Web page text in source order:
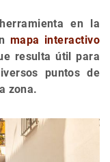
en la
mapa interactivo
resulta útil para
puntos de
zona.